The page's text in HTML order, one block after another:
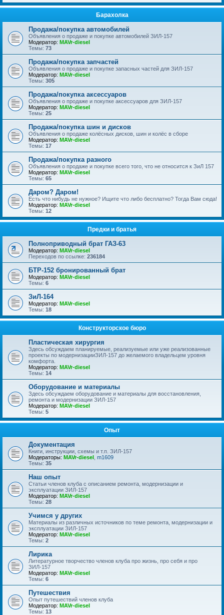
Барахолка
Продажа/покупка автомобилей
Объявления о продаже и покупке автомобилей ЗИЛ-157
Модератор: MAVr-diesel
Темы: 73
Продажа/покупка запчастей
Объявления о продаже и покупке запасных частей для ЗИЛ-157
Модератор: MAVr-diesel
Темы: 305
Продажа/покупка аксессуаров
Объявления о продаже и покупке аксессуаров для ЗИЛ-157
Модератор: MAVr-diesel
Темы: 25
Продажа/покупка шин и дисков
Объявления о продаже колёсных дисков, шин и колёс в сборе
Модератор: MAVr-diesel
Темы: 17
Продажа/покупка разного
Объявления о продаже и покупке всего того, что не относится к ЗиЛ 157
Модератор: MAVr-diesel
Темы: 65
Даром? Даром!
Есть что нибудь не нужное? Ищите что либо бесплатно? Тогда Вам сюда!
Модератор: MAVr-diesel
Темы: 12
Предки и братья
Полноприводный брат ГАЗ-63
Модератор: MAVr-diesel
Переходов по ссылке: 236184
БТР-152 бронированный брат
Модератор: MAVr-diesel
Темы: 6
ЗиЛ-164
Модератор: MAVr-diesel
Темы: 18
Конструкторское бюро
Пластическая хирургия
Здесь обсуждаем планируемые, реализуемые или уже реализованные
проекты по модернизацииЗИЛ-157 до желаемого владельцем уровня
комфорта.
Модератор: MAVr-diesel
Темы: 14
Оборудование и материалы
Здесь обсуждаем оборудование и материалы для восстановления,
ремонта и модернизации ЗИЛ-157
Модератор: MAVr-diesel
Темы: 5
Опыт
Документация
Книги, инструкции, схемы и т.п. ЗИЛ-157
Модераторы: MAVr-diesel m1609
Темы: 35
Наш опыт
Статьи членов клуба с описанием ремонта, модернизации и
эксплуатации ЗИЛ-157
Модератор: MAVr-diesel
Темы: 28
Учимся у других
Материалы из различных источников по теме ремонта, модернизации и
эксплуатации ЗИЛ-157
Модератор: MAVr-diesel
Темы: 2
Лирика
Литературное творчество членов клуба про жизнь, про себя и про
ЗИЛ-157
Модератор: MAVr-diesel
Темы: 6
Путешествия
Опыт путешествий членов клуба
Модератор: MAVr-diesel
Темы: 13